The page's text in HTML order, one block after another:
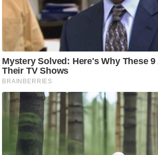
र्म
ज्यो
ष
प्र
भु
म
हि
मा
ध